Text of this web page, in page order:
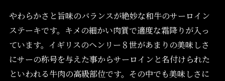
やわらかさと旨味のバランスが絶妙な和牛のサーロイン
ステーキです。キメの細かい肉質で適度な霜降りが入っ
ています。イギリスのヘンリー８世があまりの美味しさ
にサーの称号を与えた事からサーロインと名付けられた
といわれる牛肉の高級部位です。その中でも美味しさに